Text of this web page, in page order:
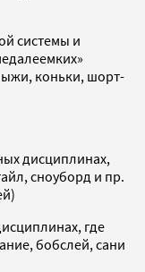
системы и
коньки, шорт-
дисциплинах,
сноуборд и пр.
где
бобслей, сани